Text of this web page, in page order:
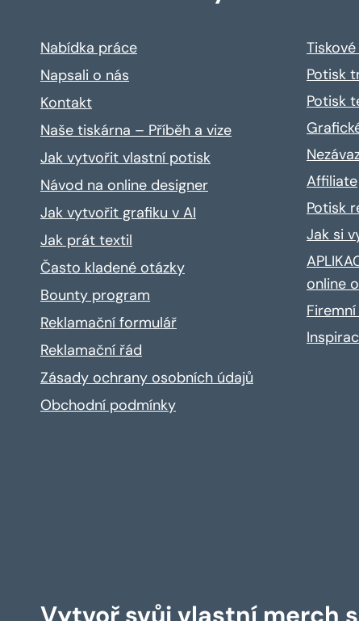
Nabídka práce
Napsali o nás
Kontakt
Naše tiskárna – Příběh a vize
Jak vytvořit vlastní potisk
Návod na online designer
Jak vytvořit grafiku v AI
Jak prát textil
Často kladené otázky
Bounty program
Reklamační formulář
Reklamační řád
Zásady ochrany osobních údajů
Obchodní podmínky
Potisk
Potisk
Affiliate
Potisk
Jak si
online